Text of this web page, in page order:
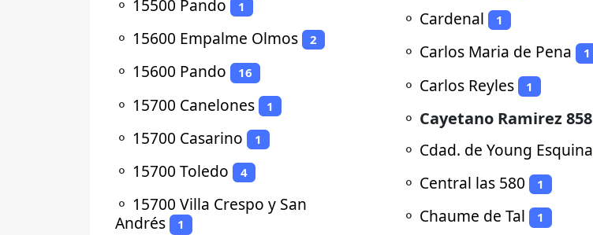
⚬ 15500 Pando 1
⚬ 15600 Empalme Olmos 2
⚬ 15600 Pando 16
⚬ 15700 Canelones 1
⚬ 15700 Casarino 1
⚬ 15700 Toledo 4
⚬ 15700 Villa Crespo y San
Andrés
1
⚬ Cardenal 1
⚬ Carlos Maria de Pena 1
⚬ Carlos Reyles 1
⚬ Cayetano Ramirez 858
⚬ Cdad. de Young Esquina
⚬ Central las 580 1
⚬ Chaume de Tal 1